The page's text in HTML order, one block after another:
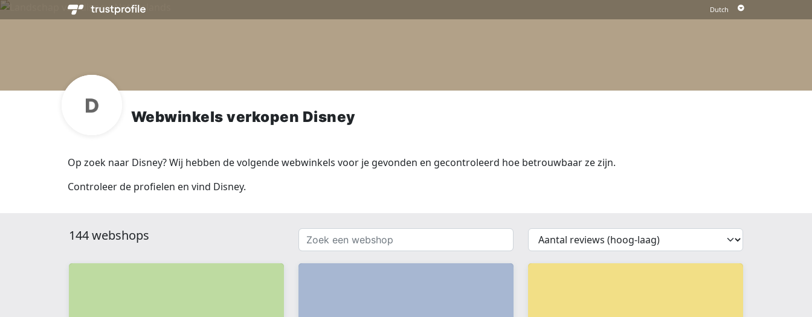
Webwinkels verkopen Disney
Op zoek naar Disney? Wij hebben de volgende webwinkels voor je gevonden en gecontroleerd hoe betrouwbaar ze zijn.
Controleer de profielen en vind Disney.
144 webshops
Zoek
een
webshop
{{
__('Sort')
}}